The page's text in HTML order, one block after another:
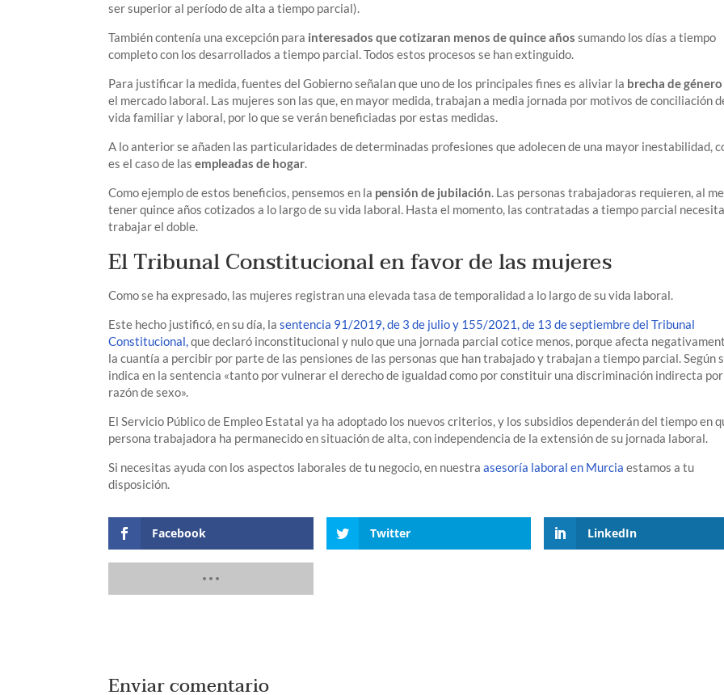
ser superior al período de alta a tiempo parcial).
También contenía una excepción para interesados que cotizaran menos de quince años sumando los días a tiempo
completo con los desarrollados a tiempo parcial. Todos estos procesos se han extinguido.
Para justificar la medida, fuentes del Gobierno señalan que uno de los principales fines es aliviar la brecha de género
el mercado laboral. Las mujeres son las que, en mayor medida, trabajan a media jornada por motivos de conciliación
vida familiar y laboral, por lo que se verán beneficiadas por estas medidas.
A lo anterior se añaden las particularidades de determinadas profesiones que adolecen de una mayor inestabilidad,
es el caso de lasempleadas de hogar.
Como ejemplo de estos beneficios, pensemos en la pensión de jubilación. Las personas trabajadoras requieren, al
tener quince años cotizados a lo largo de su vida laboral. Hasta el momento, las contratadas a tiempo parcial
trabajar el doble.
El Tribunal Constitucional en favor de las mujeres
Como se ha expresado, las mujeres registran una elevada tasa de temporalidad a lo largo de su vida laboral.
Este hecho justificó, en su día, lasentencia 91/2019, de 3 de julio y 155/2021, de 13 de septiembre del Tribunal
Constitucional,que declaró inconstitucional y nulo que una jornada parcial cotice menos, porque afecta
la cuantía a percibir por parte de las pensiones de las personas que han trabajado y trabajan a tiempo parcial. Según
indica en la sentencia «tanto por vulnerar el derecho de igualdad como por constituir una discriminación indirecta por
razón de sexo».
El Servicio Público de Empleo Estatal ya ha adoptado los nuevos criterios, y los subsidios dependerán del tiempo en
persona trabajadora ha permanecido en situación de alta, con independencia de la extensión de su jornada laboral.
Si necesitas ayuda con los aspectos laborales de tu negocio, en nuestraasesoría laboral en Murcia estamos a tu
disposición.
Facebook Twitter LinkedIn
Enviar comentario